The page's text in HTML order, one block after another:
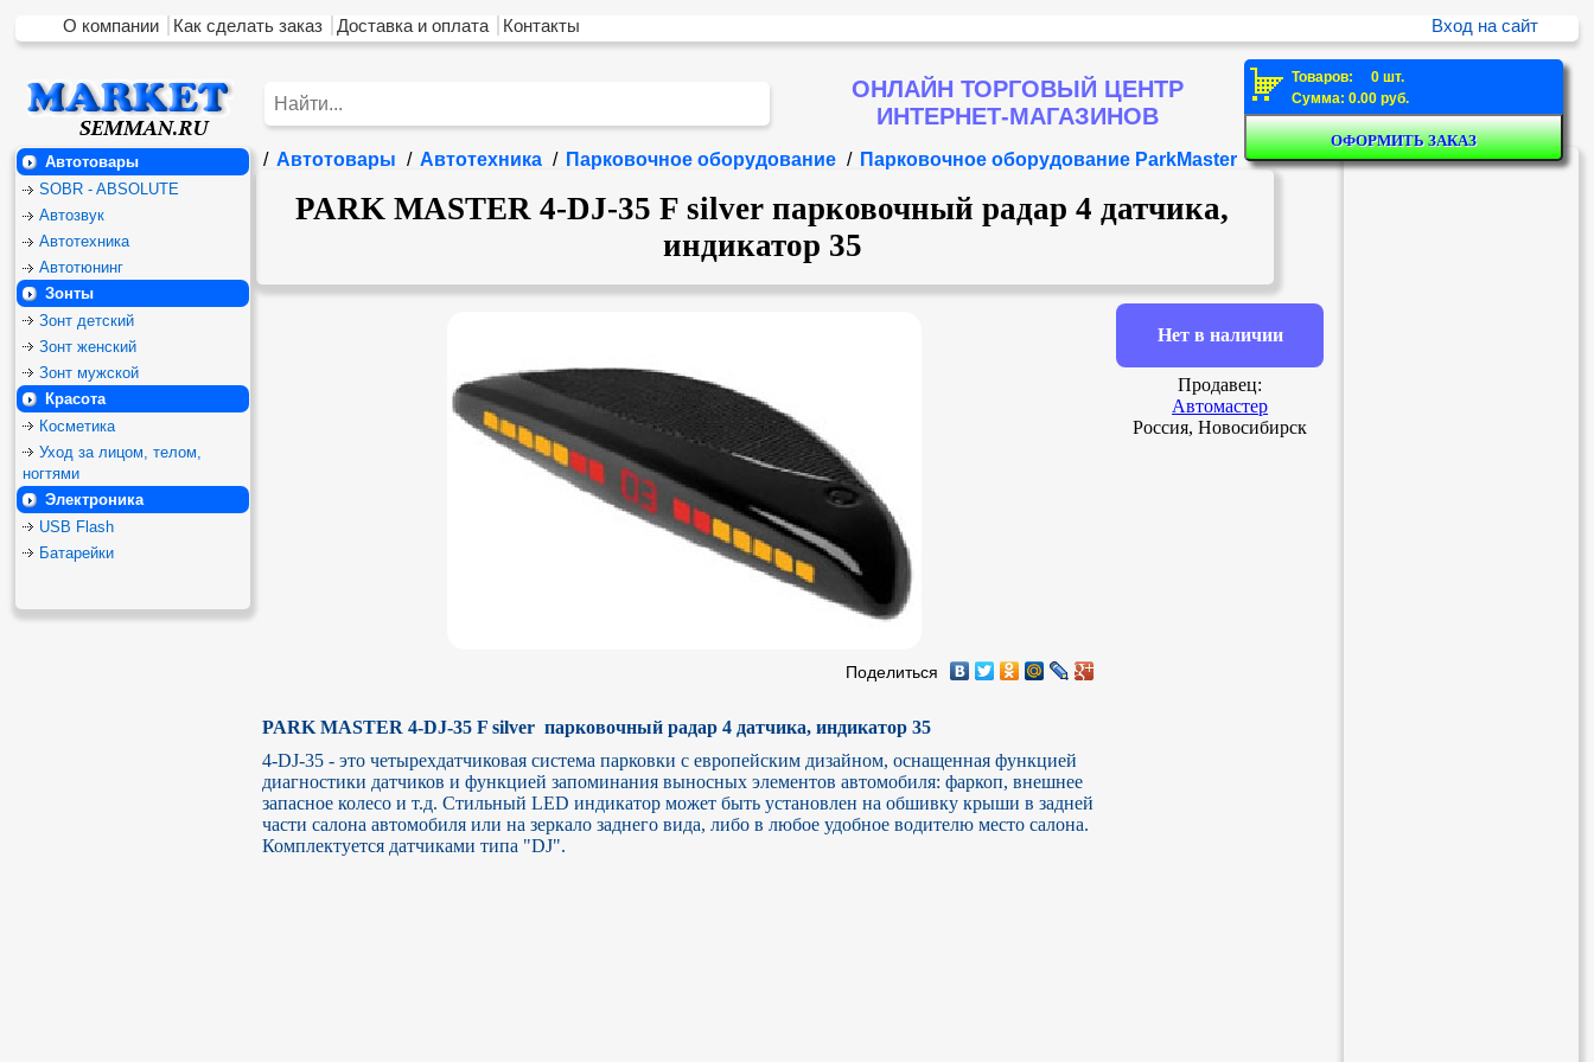
О компании Как сделать заказ Доставка и оплата Контакты Вход на сайт
ОНЛАЙН ТОРГОВЫЙ ЦЕНТР
ИНТЕРНЕТ-МАГАЗИНОВ
Товаров: 0 шт.
Сумма: 0.00 руб.
Автотовары
SOBR - ABSOLUTE
Автозвук
Автотехника
Автотюнинг
Зонты
Зонт детский
Зонт женский
Зонт мужской
Красота
Косметика
Уход за лицом, телом,
ногтями
Электроника
USB Flash
Батарейки
/ Автотовары / Автотехника / Парковочное оборудование / Парковочное оборудование ParkMaster
PARK MASTER 4-DJ-35 F silver парковочный радар 4 датчика,
индикатор 35
Поделиться
PARK MASTER 4-DJ-35 F silver  парковочный радар 4 датчика, индикатор 35
4-DJ-35 - это четырехдатчиковая система парковки с европейским дизайном, оснащенная функцией
диагностики датчиков и функцией запоминания выносных элементов автомобиля: фаркоп, внешнее
запасное колесо и т.д. Стильный LED индикатор может быть установлен на обшивку крыши в задней
части салона автомобиля или на зеркало заднего вида, либо в любое удобное водителю место салона.
Комплектуется датчиками типа "DJ".
Нет в наличии
Продавец:
Автомастер
Россия, Новосибирск